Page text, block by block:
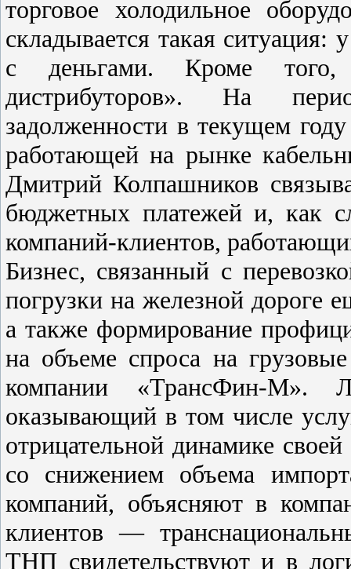
торговое холодильное
складывается такая
с деньгами. Кроме
дистрибуторов». На
задолженности в текущем
работающей на рынке
Дмитрий Колпашников
бюджетных платежей и, как
компаний-клиентов,
Бизнес, связанный с
погрузки на железной дороге
а также формирование
на объеме спроса на
компании «ТрансФин-М».
оказывающий в том числе
отрицательной динамике
со снижением объема
компаний, объясняют в
клиентов —
ТНП свидетельствуют и в